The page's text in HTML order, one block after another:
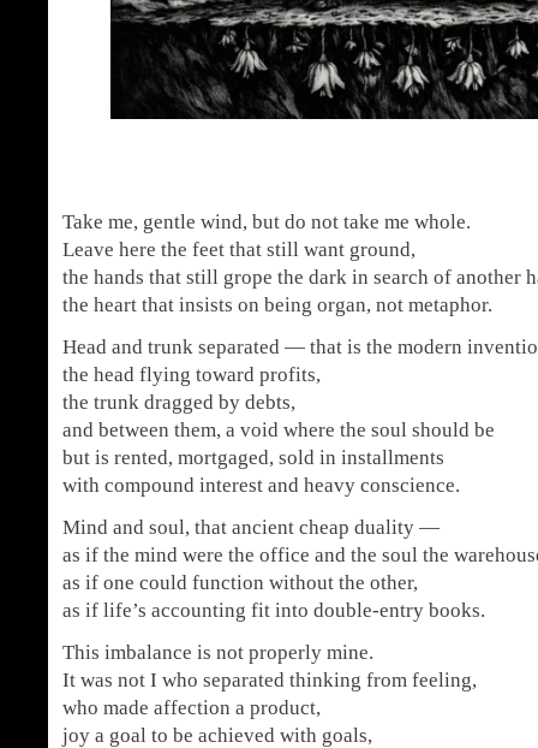
Take me, gentle wind, but do not take me whole.
Leave here the feet that still want ground,
the hands that still grope the dark in search of another
the heart that insists on being organ, not metaphor.
Head and trunk separated — that is the modern
the head flying toward profits,
the trunk dragged by debts,
and between them, a void where the soul should be
but is rented, mortgaged, sold in installments
with compound interest and heavy conscience.
Mind and soul, that ancient cheap duality —
as if the mind were the office and the soul the
as if one could function without the other,
as if life’s accounting fit into double-entry books.
This imbalance is not properly mine.
It was not I who separated thinking from feeling,
who made affection a product,
joy a goal to be achieved with goals,